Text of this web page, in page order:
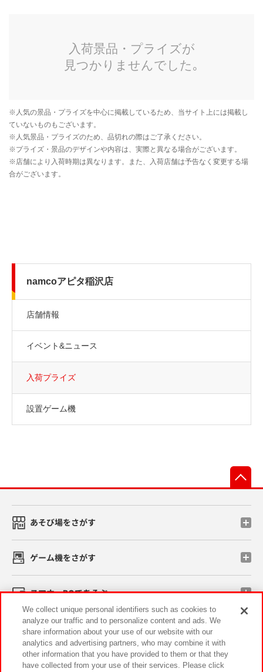
namcoアピタ稲沢店
店舗情報
イベント&ニュース
入荷プライズ
設置ゲーム機
あそび場をさがす
ゲーム機をさがす
スマホ・PCであそぶ
イベント・キャンペーン
We collect unique personal identifiers such as cookies to
analyze our traffic and to personalize content and ads. We
share information about your use of our website with our
analytics and advertising partners, who may combine it with
other information that you have provided to them or that they
have collected from your use of their services. Please click